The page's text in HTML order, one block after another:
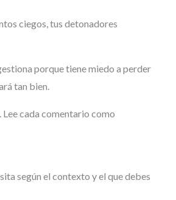
ciegos, tus detonadores
porque tiene miedo a perder
tan bien.
Lee cada comentario como
según el contexto y el que debes